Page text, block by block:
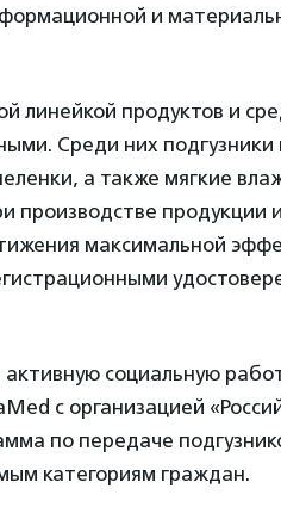
и
линейкой продуктов и
Среди них подгузники
а также мягкие
производстве продукции
максимальной
социальную
с организацией
по передаче
категориям граждан.